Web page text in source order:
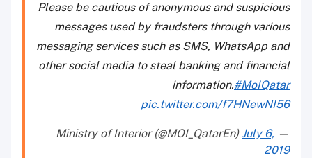
Please be cautious of anonymous and suspicious
messages used by fraudsters through various
messaging services such as SMS, WhatsApp and
other social media to steal banking and financial
information.#MoIQatar
pic.twitter.com/f7HNewNI56
— Ministry of Interior (@MOI_QatarEn)
July 6,
2019